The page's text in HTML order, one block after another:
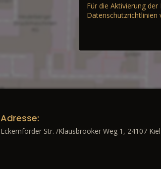
Für die Aktivierung
Adresse:
Eckernförder Str. /Klausbrooker Weg 1, 24107